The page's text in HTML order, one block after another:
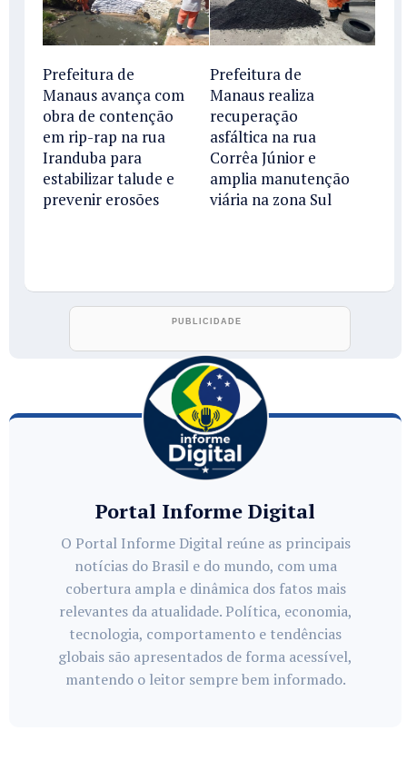
Prefeitura de
Manaus avança com
obra de contenção
em rip-rap na rua
Iranduba para
estabilizar talude e
prevenir erosões
Prefeitura de
Manaus realiza
recuperação
asfáltica na rua
Corrêa Júnior e
amplia manutenção
viária na zona Sul
Portal Informe Digital
O Portal Informe Digital reúne as principais
notícias do Brasil e do mundo, com uma
cobertura ampla e dinâmica dos fatos mais
relevantes da atualidade. Política, economia,
tecnologia, comportamento e tendências
globais são apresentados de forma acessível,
mantendo o leitor sempre bem informado.